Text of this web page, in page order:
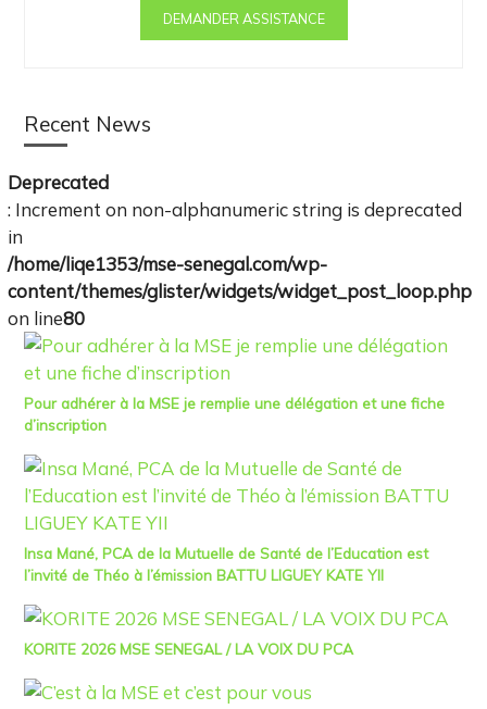
DEMANDER ASSISTANCE
Recent News
Deprecated
: Increment on non-alphanumeric string is deprecated
in
/home/liqe1353/mse-senegal.com/wp-
content/themes/glister/widgets/widget_post_loop.php
on line80
Pour adhérer à la MSE je remplie une délégation et une fiche
d’inscription
Insa Mané, PCA de la Mutuelle de Santé de l’Education est
l’invité de Théo à l’émission BATTU LIGUEY KATE YII​
KORITE 2026 MSE SENEGAL / LA VOIX DU PCA